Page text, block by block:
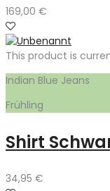
169,00 €
This product is
Indian Blue Jeans
Frühling
Shirt
34,95 €